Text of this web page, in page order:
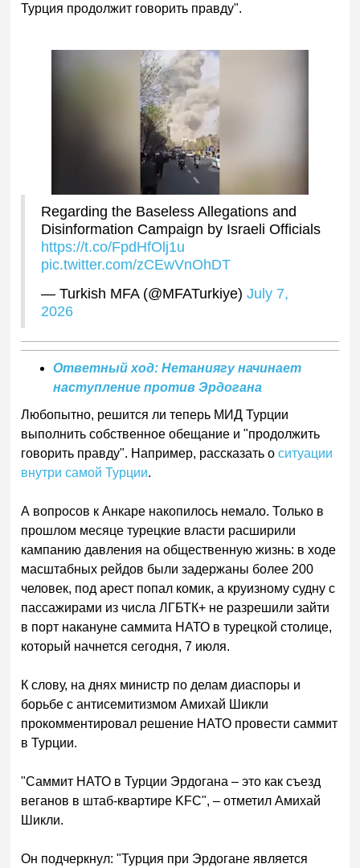
Турция продолжит говорить правду".
Regarding the Baseless Allegations and
Disinformation Campaign by Israeli Officials
https://t.co/FpdHfOlj1u
pic.twitter.com/zCEwVnOhDT
— Turkish MFA (@MFATurkiye)July 7,
2026
Ответный ход: Нетаниягу начинает
наступление против Эрдогана
Любопытно, решится ли теперь МИД Турции
выполнить собственное обещание и "продолжить
говорить правду". Например, рассказать оситуации
внутри самой Турции.
А вопросов к Анкаре накопилось немало. Только в
прошлом месяце турецкие власти расширили
кампанию давления на общественную жизнь: в ходе
масштабных рейдов были задержаны более 200
человек, под арест попал комик, а круизному судну с
пассажирами из числа ЛГБТК+ не разрешили зайти
в порт накануне саммита НАТО в турецкой столице,
который начнется сегодня, 7 июля.
К слову, на днях министр по делам диаспоры и
борьбе с антисемитизмом Амихай Шикли
прокомментировал решение НАТО провести саммит
в Турции.
"Саммит НАТО в Турции Эрдогана – это как съезд
веганов в штаб-квартире KFC", – отметил Амихай
Шикли.
Он подчеркнул: "Турция при Эрдогане является